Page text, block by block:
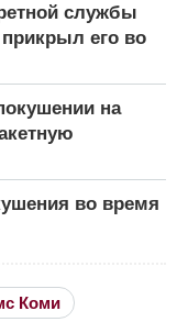
службы
его во
на
во время
Коми